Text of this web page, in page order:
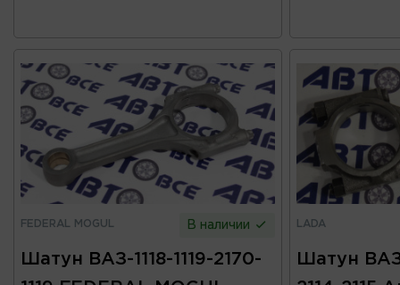
FEDERAL MOGUL В наличии
Шатун ВАЗ-1118-1119-2170-
LADA
Шатун